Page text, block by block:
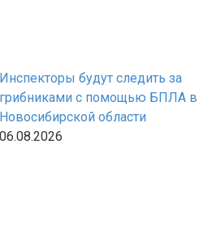
Инспекторы будут следить за
грибниками с помощью БПЛА в
Новосибирской области
06.08.2026